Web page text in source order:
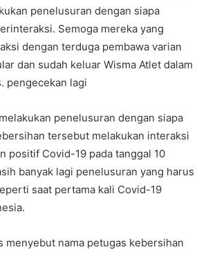
penelusuran dengan siapa
Semoga mereka yang
dengan terduga pembawa varian
dan sudah keluar Wisma Atlet dalam
pengecekan lagi
penelusuran dengan siapa
tersebut melakukan interaksi
positif Covid-19 pada tanggal 10
banyak lagi penelusuran yang harus
saat pertama kali Covid-19
menyebut nama petugas kebersihan